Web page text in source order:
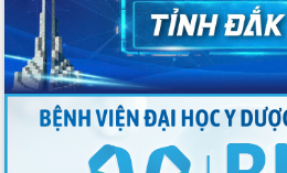
Đắk Lắk sẵn sàng các điều kiện cho
Ngày hội bầu cử đại biểu Quốc hội
khóa XVI và HĐND các cấp nhiệm kỳ
2026-2031
Đảm bảo cuộc bầu cử đại biểu Quốc
hội và đại biểu HĐND các cấp diễn ra
an toàn, hiệu quả, đúng quy định